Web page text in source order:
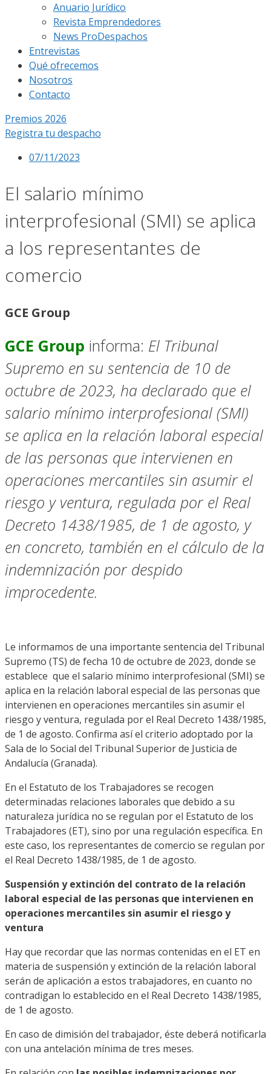
Anuario Jurídico
Revista Emprendedores
News ProDespachos
Entrevistas
Qué ofrecemos
Nosotros
Contacto
Premios 2026
Registra tu despacho
07/11/2023
El salario mínimo
interprofesional (SMI) se aplica
a los representantes de
comercio
GCE Group
GCE Group informa: El Tribunal
Supremo en su sentencia de 10 de
octubre de 2023, ha declarado que el
salario mínimo interprofesional (SMI)
se aplica en la relación laboral especial
de las personas que intervienen en
operaciones mercantiles sin asumir el
riesgo y ventura, regulada por el Real
Decreto 1438/1985, de 1 de agosto, y
en concreto, también en el cálculo de la
indemnización por despido
improcedente.
Le informamos de una importante sentencia del Tribunal
Supremo (TS) de fecha 10 de octubre de 2023, donde se
establece que el salario mínimo interprofesional (SMI) se
aplica en la relación laboral especial de las personas que
intervienen en operaciones mercantiles sin asumir el
riesgo y ventura, regulada por el Real Decreto 1438/1985,
de 1 de agosto. Confirma así el criterio adoptado por la
Sala de lo Social del Tribunal Superior de Justicia de
Andalucía (Granada).
En el Estatuto de los Trabajadores se recogen
determinadas relaciones laborales que debido a su
naturaleza jurídica no se regulan por el Estatuto de los
Trabajadores (ET), sino por una regulación específica. En
este caso, los representantes de comercio se regulan por
el Real Decreto 1438/1985, de 1 de agosto.
Suspensión y extinción del contrato de la relación
laboral especial de las personas que intervienen en
operaciones mercantiles sin asumir el riesgo y
ventura
Hay que recordar que las normas contenidas en el ET en
materia de suspensión y extinción de la relación laboral
serán de aplicación a estos trabajadores, en cuanto no
contradigan lo establecido en el Real Decreto 1438/1985,
de 1 de agosto.
En caso de dimisión del trabajador, éste deberá notificarla
con una antelación mínima de tres meses.